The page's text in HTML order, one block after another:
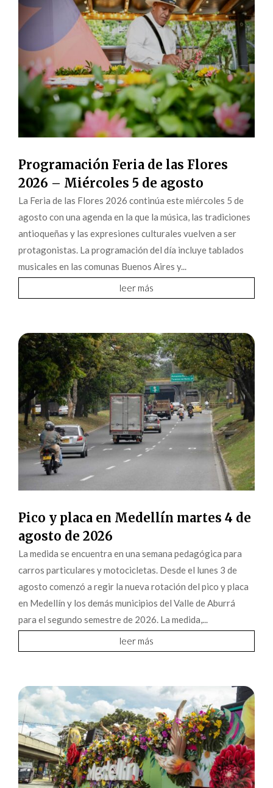
Programación Feria de las Flores
2026 – Miércoles 5 de agosto
La Feria de las Flores 2026 continúa este miércoles 5 de
agosto con una agenda en la que la música, las tradiciones
antioqueñas y las expresiones culturales vuelven a ser
protagonistas. La programación del día incluye tablados
musicales en las comunas Buenos Aires y...
leer más
Pico y placa en Medellín martes 4 de
agosto de 2026
La medida se encuentra en una semana pedagógica para
carros particulares y motocicletas. Desde el lunes 3 de
agosto comenzó a regir la nueva rotación del pico y placa
en Medellín y los demás municipios del Valle de Aburrá
para el segundo semestre de 2026. La medida,...
leer más